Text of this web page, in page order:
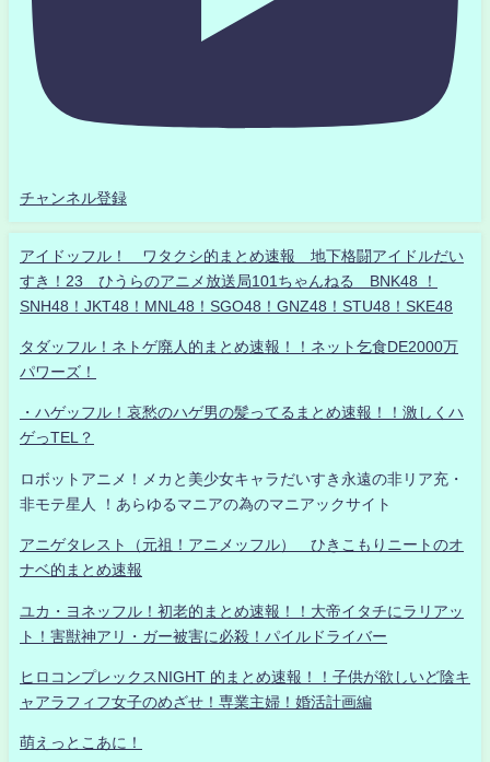
チャンネル登録
アイドッフル！ ワタクシ的まとめ速報 地下格闘アイドルだい
すき！23 ひうらのアニメ放送局101ちゃんねる BNK48 ！
SNH48！JKT48！MNL48！SGO48！GNZ48！STU48！SKE48
タダッフル！ネトゲ廃人的まとめ速報！！ネット乞食DE2000万
パワーズ！
・ハゲッフル！哀愁のハゲ男の髪ってるまとめ速報！！激しくハ
ゲっTEL？
ロボットアニメ！メカと美少女キャラだいすき永遠の非リア充・
非モテ星人 ！あらゆるマニアの為のマニアックサイト
アニゲタレスト（元祖！アニメッフル） ひきこもりニートのオ
ナベ的まとめ速報
ユカ・ヨネッフル！初老的まとめ速報！！大帝イタチにラリアッ
ト！害獣神アリ・ガー被害に必殺！パイルドライバー
ヒロコンプレックスNIGHT 的まとめ速報！！子供が欲しいど陰キ
ャアラフィフ女子のめざせ！専業主婦！婚活計画編
萌えっとこあに！